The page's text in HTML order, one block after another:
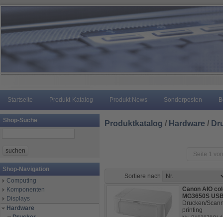
Startseite Produkt-Katalog Produkt News Sonderposten
Shop-Suche
Shop-Navigation
Computing
Komponenten
Displays
Hardware
Produktkatalog / Hardware /
Seite 1
Sortiere nach
Canon AIO
MG3650S
Drucken/
printing